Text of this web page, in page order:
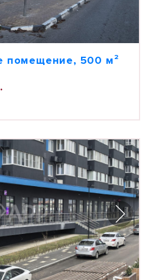
помещение, 500 м²